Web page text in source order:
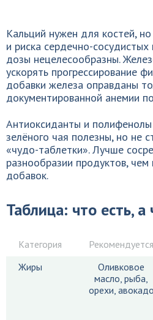
Кальций нужен для костей,
и риска сердечно-
дозы нецелесообразны.
ускорять прогрессирование
добавки железа оправданы
документированной анемии
Антиоксиданты и
зелёного чая полезны, но не
«чудо-таблетки». Лучше
разнообразии продуктов,
добавок.
Таблица: что есть, а
Категория Рекомендуется
Жиры
Оливковое
масло, рыба,
орехи, авокадо